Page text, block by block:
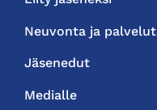
Neuvonta ja palvelut
Jäsenedut
Medialle